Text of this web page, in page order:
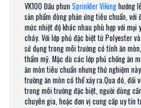
VK100 Đầu phun Sprinkler Vikinghướng
sản phẩm dòng phản ứng tiêu chuẩn,
mức nhiệt độ khác nhau phù hợp với
cháy. Với lớp phủ đặc biệt từ Polyester
sử dụng trong môi trường có tính ăn
thẩm mỹ. Mặc dù các lớp phủ chống ăn
ăn mòn tiêu chuẩn nhưng thử nghiệm
trường ăn mòn có thể xảy ra.Qua đó, đối
trong môi trường đặc biệt, người dùng
chuyên gia, hoặc đơn vị cung cấp uy tín